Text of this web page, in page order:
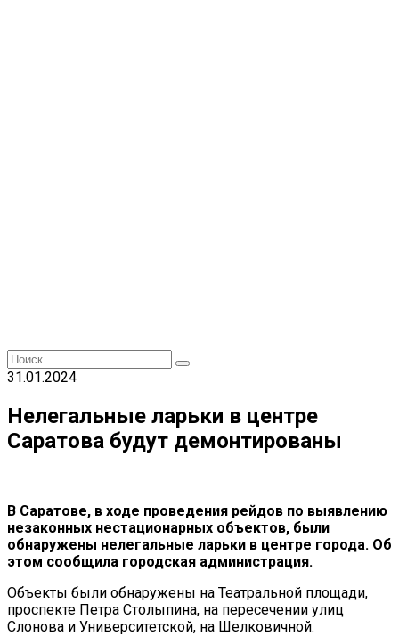
Search
for:
31.01.2024
Нелегальные ларьки в центре
Саратова будут демонтированы
В Саратове, в ходе проведения рейдов по выявлению
незаконных нестационарных объектов, были
обнаружены нелегальные ларьки в центре города. Об
этом сообщила городская администрация.
Объекты были обнаружены на Театральной площади,
проспекте Петра Столыпина, на пересечении улиц
Слонова и Университетской, на Шелковичной.